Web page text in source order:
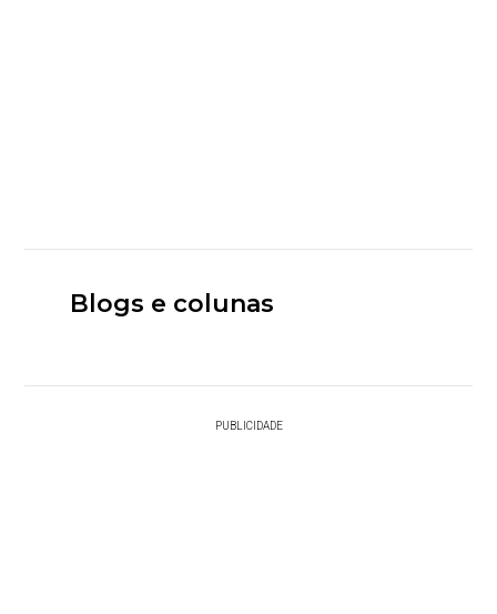
Blogs e colunas
PUBLICIDADE